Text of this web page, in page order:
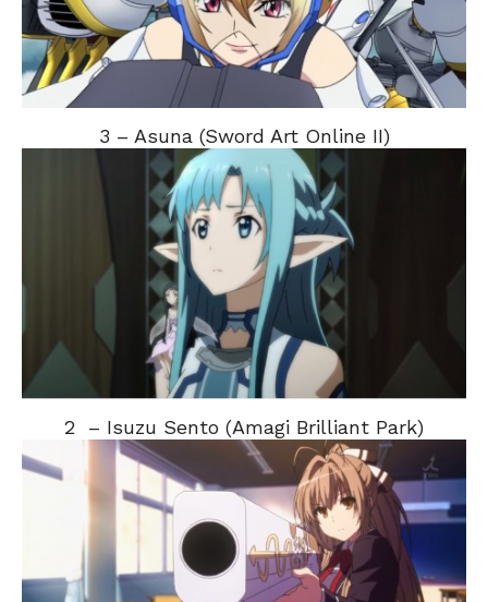
3 – Asuna (Sword Art Online II)
2 – Isuzu Sento (Amagi Brilliant Park)